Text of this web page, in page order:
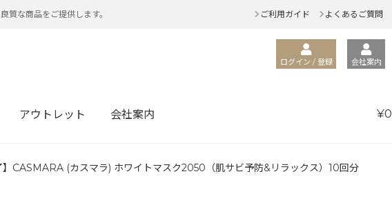
質な商品をご提供します。 ご利用ガイド よくあるご質問
ログイン / 登録 会社案内
アウトレット 会社案内 ¥0
】CASMARA (カスマラ) ホワイトマスク2050（肌サビ予防&リラックス）10回分